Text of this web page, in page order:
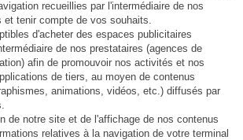
recueillies par l'intermédiaire de nos
tenir compte de vos souhaits.
d'acheter des espaces publicitaires
de nos prestataires (agences de
afin de promouvoir nos activités et nos
de tiers, au moyen de contenus
animations, vidéos, etc.) diffusés par
de notre site et de l'affichage de nos contenus
relatives à la navigation de votre terminal